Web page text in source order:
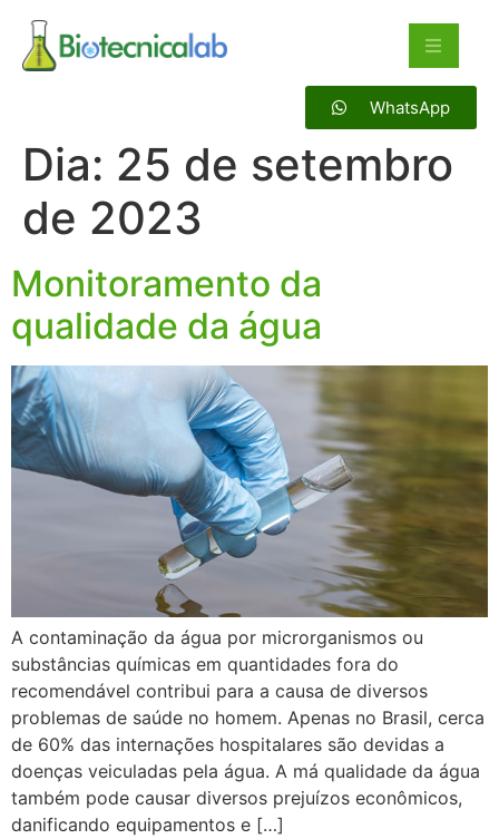
WhatsApp
Dia: 25 de setembro
de 2023
Monitoramento da
qualidade da água
A contaminação da água por microrganismos ou
substâncias químicas em quantidades fora do
recomendável contribui para a causa de diversos
problemas de saúde no homem. Apenas no Brasil, cerca
de 60% das internações hospitalares são devidas a
doenças veiculadas pela água. A má qualidade da água
também pode causar diversos prejuízos econômicos,
danificando equipamentos e […]